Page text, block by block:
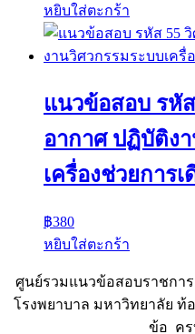
หยิบใส่ตะกร้า
แนวข้อสอบ รหั
อากาศ ปฏิบัติง
เครื่องช่วยการ
฿380
หยิบใส่ตะกร้า
ศูนย์รวมแนวข้อสอบราชการ
โรงพยาบาล มหาวิทยาลัย ท้
ข้อ คร